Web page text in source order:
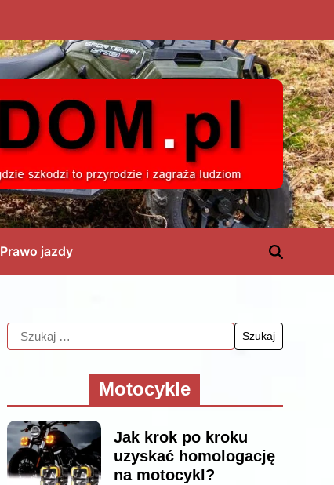
Prawo jazdy
Motocykle
Jak krok po kroku
uzyskać homologację
na motocykl?